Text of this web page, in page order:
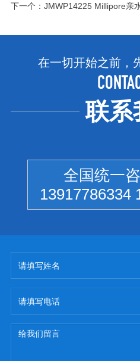
下一个： JMWP14225 Millipore亲
在一切开始之前，
联系
全国统一
13917786334